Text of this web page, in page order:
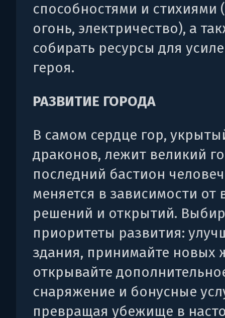
способностями и стихиями
огонь, электричество), а
собирать ресурсы для
героя.
РАЗВИТИЕ ГОРОДА
В самом сердце гор,
драконов, лежит великий
последний бастион
меняется в зависимости от
решений и открытий.
приоритеты развития:
здания, принимайте новых
открывайте
снаряжение и бонусные
превращая убежище в